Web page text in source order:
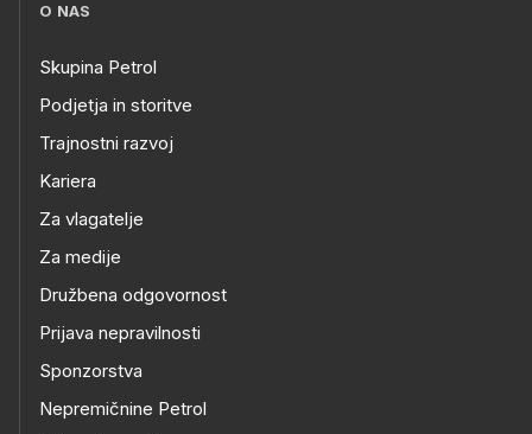
O NAS
Skupina Petrol
Podjetja in storitve
Trajnostni razvoj
Kariera
Za vlagatelje
Za medije
Družbena odgovornost
Prijava nepravilnosti
Sponzorstva
Nepremičnine Petrol